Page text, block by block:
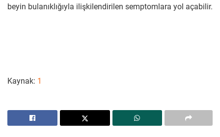
beyin bulanıklığıyla ilişkilendirilen semptomlara yol açabilir.
Kaynak: 1